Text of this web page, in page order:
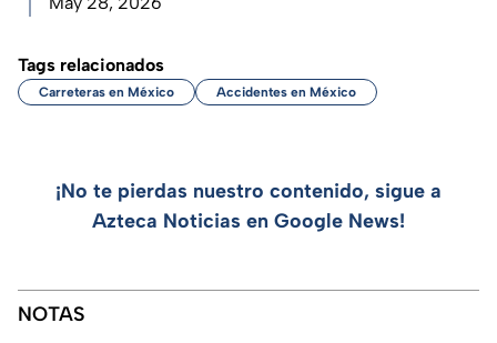
Tags relacionados
Carreteras en México Accidentes en México
¡No te pierdas nuestro contenido, sigue a
Azteca Noticias en Google News!
NOTAS